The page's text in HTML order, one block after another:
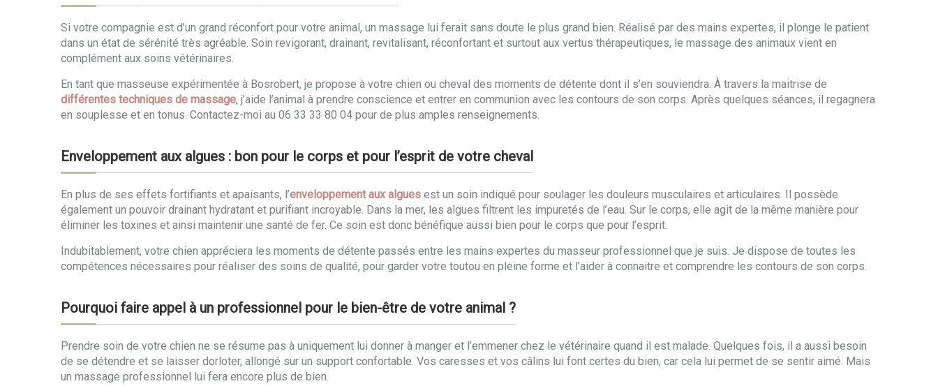
Si votre compagnie est d’un grand réconfort pour votre animal, un massage lui ferait sans doute le plus grand bien. Réalisé par des mains expertes, il plonge le patient
dans un état de sérénité très agréable. Soin revigorant, drainant, revitalisant, réconfortant et surtout aux vertus thérapeutiques, le massage des animaux vient en
complément aux soins vétérinaires.
En tant que masseuse expérimentée à Bosrobert, je propose à votre chien ou cheval des moments de détente dont il s’en souviendra. À travers la maitrise de
différentes techniques de massage, j’aide l’animal à prendre conscience et entrer en communion avec les contours de son corps. Après quelques séances, il regagnera
en souplesse et en tonus. Contactez-moi au 06 33 33 80 04 pour de plus amples renseignements.
Enveloppement aux algues : bon pour le corps et pour l’esprit de votre cheval
En plus de ses effets fortifiants et apaisants, l’enveloppement aux algues est un soin indiqué pour soulager les douleurs musculaires et articulaires. Il possède
également un pouvoir drainant hydratant et purifiant incroyable. Dans la mer, les algues filtrent les impuretés de l’eau. Sur le corps, elle agit de la même manière pour
éliminer les toxines et ainsi maintenir une santé de fer. Ce soin est donc bénéfique aussi bien pour le corps que pour l’esprit.
Indubitablement, votre chien appréciera les moments de détente passés entre les mains expertes du masseur professionnel que je suis. Je dispose de toutes les
compétences nécessaires pour réaliser des soins de qualité, pour garder votre toutou en pleine forme et l’aider à connaitre et comprendre les contours de son corps.
Pourquoi faire appel à un professionnel pour le bien-être de votre animal ?
Prendre soin de votre chien ne se résume pas à uniquement lui donner à manger et l’emmener chez le vétérinaire quand il est malade. Quelques fois, il a aussi besoin
de se détendre et se laisser dorloter, allongé sur un support confortable. Vos caresses et vos câlins lui font certes du bien, car cela lui permet de se sentir aimé. Mais
un massage professionnel lui fera encore plus de bien.